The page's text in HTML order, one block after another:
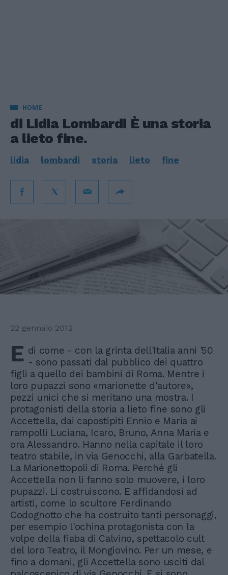
HOME
di Lidia Lombardi È una storia
a lieto fine.
lidia lombardi storia lieto fine
22 gennaio 2012
E di come - con la grinta dell'Italia anni '50
- sono passati dal pubblico dei quattro
figli a quello dei bambini di Roma. Mentre i
loro pupazzi sono «marionette d'autore»,
pezzi unici che si meritano una mostra. I
protagonisti della storia a lieto fine sono gli
Accettella, dai capostipiti Ennio e Maria ai
rampolli Luciana, Icaro, Bruno, Anna Maria e
ora Alessandro. Hanno nella capitale il loro
teatro stabile, in via Genocchi, alla Garbatella.
La Marionettopoli di Roma. Perché gli
Accettella non li fanno solo muovere, i loro
pupazzi. Li costruiscono. E affidandosi ad
artisti, come lo scultore Ferdinando
Codognotto che ha costruito tanti personaggi,
per esempio l'ochina protagonista con la
volpe della fiaba di Calvino, spettacolo cult
del loro Teatro, il Mongiovino. Per un mese, e
fino a domani, gli Accettella sono usciti dal